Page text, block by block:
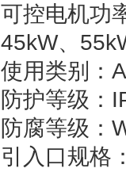
可控电机功
45kW、
使用类别：
防护等级：
防腐等级：
引入口规格